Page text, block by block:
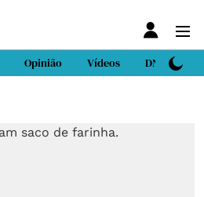
Opinião Vídeos DN Sport